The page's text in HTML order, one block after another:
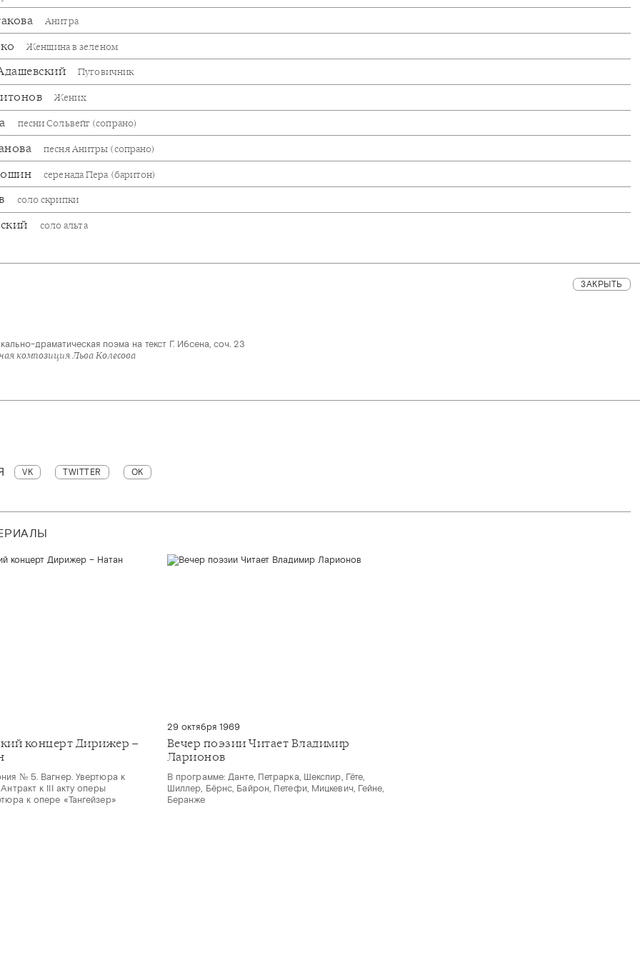
Анитра
Женщина в зеленом
Пуговичник
Жених
песни Сольвейг (сопрано)
песня Анитры (сопрано)
серенада Пера (баритон)
соло скрипки
соло альта
ЗАКРЫТЬ
драматическая поэма на текст Г. Ибсена, соч. 23
композиция Льва Колесова
VK TWITTER OK
29 октября 1969
Вечер поэзии Читает Владимир
Ларионов
В программе: Данте, Петрарка, Шекспир, Гёте,
Шиллер, Бёрнс, Байрон, Петефи, Мицкевич, Гейне,
Беранже
концерт Дирижер –
№ 5. Вагнер. Увертюра к
к III акту оперы
к опере «Тангейзер»